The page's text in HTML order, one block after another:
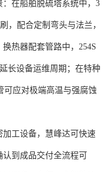
在船舶脱硫塔系统中，3
，配合定制弯头与法兰，
热器配套管路中，254S
长设备运维周期；在特种
可应对极端高温与强腐蚀
加工设备，慧峰达可快速
到成品交付全流程可